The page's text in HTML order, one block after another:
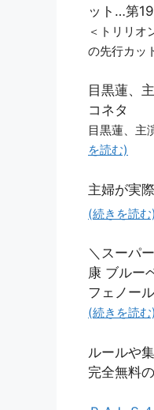
ット…第
＜トリリオ
の先行カッ
目黒蓮、
コネタ
目黒蓮、主
を読む)
主婦が実
(続きを読む)
＼スーパ
康 ブルー
フェノー
(続きを読む)
ルールや
完全無料